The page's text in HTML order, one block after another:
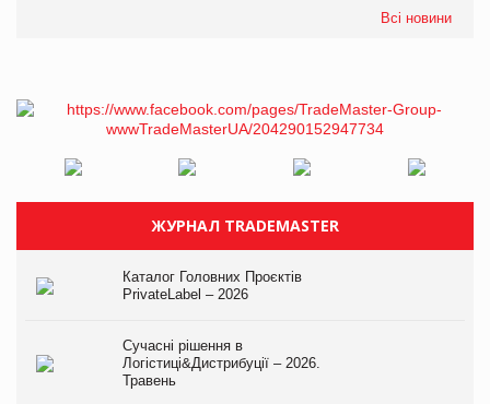
Всі новини
ЖУРНАЛ TRADEMASTER
Каталог Головних Проєктів
PrivateLabel – 2026
Сучасні рішення в
Логістиці&Дистрибуції – 2026.
Травень